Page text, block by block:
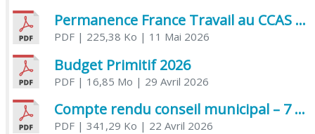
Permanence France Travail au CCAS de Saujon Juin 2026
PDF| 225,38 Ko | 11 Mai 2026
Budget Primitif 2026
PDF| 16,85 Mo | 29 Avril 2026
Compte rendu conseil municipal – 7 avril 2026
PDF| 341,29 Ko | 22 Avril 2026